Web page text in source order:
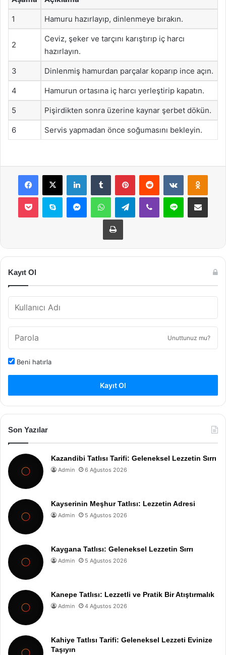
1 Hamuru hazırlayıp, dinlenmeye bırakın.
2
Ceviz, şeker ve tarçını karıştırıp iç harcı
hazırlayın.
3 Dinlenmiş hamurdan parçalar koparıp ince açın.
4 Hamurun ortasına iç harcı yerleştirip kapatın.
5 Pişirdikten sonra üzerine kaynar şerbet dökün.
6 Servis yapmadan önce soğumasını bekleyin.
Facebook
X LinkedInTumblr PinterestReddit VKontakte
Pocket Skype MessengerWhatsAppTelegramViber Line E-Posta ile
Yazdır
Kayıt Ol
Unuttunuz mu?
Beni hatırla
Kayıt Ol
Son Yazılar
Kazandibi Tatlısı Tarifi: Geleneksel Lezzetin Sırrı
Admin 6 Ağustos 2026
Kayserinin Meşhur Tatlısı: Lezzetin Adresi
Admin 5 Ağustos 2026
Kaygana Tatlısı: Geleneksel Lezzetin Sırrı
Admin 5 Ağustos 2026
Kanepe Tatlısı: Lezzetli ve Pratik Bir Atıştırmalık
Admin 4 Ağustos 2026
Kahiye Tatlısı Tarifi: Geleneksel Lezzeti Evinize
Taşıyın